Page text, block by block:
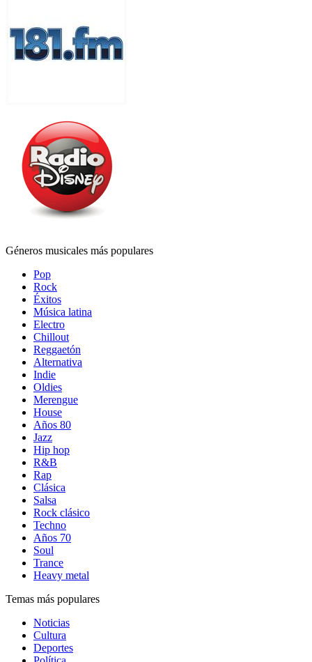
Géneros musicales más populares
Pop
Rock
Éxitos
Música latina
Electro
Chillout
Reggaetón
Alternativa
Indie
Oldies
Merengue
House
Años 80
Jazz
Hip hop
R&B
Rap
Clásica
Salsa
Rock clásico
Techno
Años 70
Soul
Trance
Heavy metal
Temas más populares
Noticias
Cultura
Deportes